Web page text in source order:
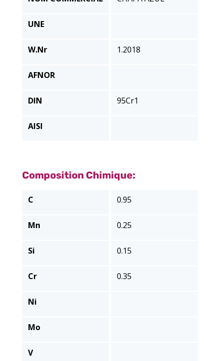
UNE
W.Nr
AFNOR
DIN
AISI
1.2018
95Cr1
Composition Chimique:
C
Mn
Si
Cr
Ni
Mo
V
0.95
0.25
0.15
0.35